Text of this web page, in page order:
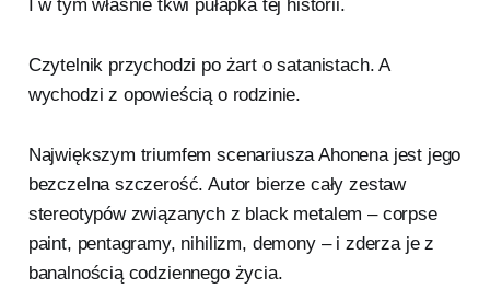
I w tym właśnie tkwi pułapka tej historii.
Czytelnik przychodzi po żart o satanistach. A
wychodzi z opowieścią o rodzinie.
Największym triumfem scenariusza Ahonena jest jego
bezczelna szczerość. Autor bierze cały zestaw
stereotypów związanych z black metalem – corpse
paint, pentagramy, nihilizm, demony – i zderza je z
banalnością codziennego życia.